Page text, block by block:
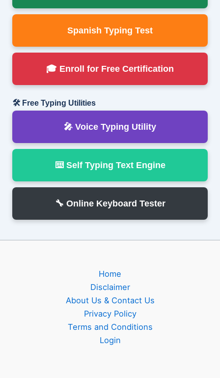
Spanish Typing Test
🎓 Enroll for Free Certification
🛠 Free Typing Utilities
🎤 Voice Typing Utility
⌨️ Self Typing Text Engine
🔧 Online Keyboard Tester
Home
Disclaimer
About Us & Contact Us
Privacy Policy
Terms and Conditions
Login